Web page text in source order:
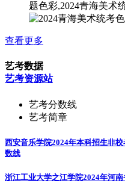
题色彩,2024青海美术
查看更多
艺考数据
艺考资源站
艺考分数线
艺考简章
西安音乐学院2024年本科招生非
数线
浙江工业大学之江学院2024年河